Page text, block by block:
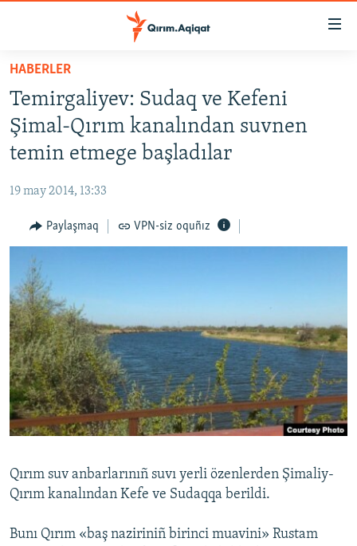
Esas
qaytmaq
Baş
navigatsiyağa
qaytmaq
Qıdıruvğa
qaytmaq
SİYASET
İQTİSADİYAT
MEDENİYET
İNSAN AQLARI
VİDEO
SÜRET
BLOGLAR
FİKİR
Русский
Українською
RFE/RS bütün saytları
HABERLER
Temirgaliyev: Sudaq ve Kefeni
Şimal-Qırım kanalından suvnen
temin etmege başladılar
19 may 2014, 13:33
Paylaşmaq VPN-siz oquñız
Qırım suv anbarlarınıñ suvı yerli özenlerden Şimaliy-
Qırım kanalından Kefe ve Sudaqqa berildi.
Bunı Qırım «baş naziriniñ birinci muavini» Rustam